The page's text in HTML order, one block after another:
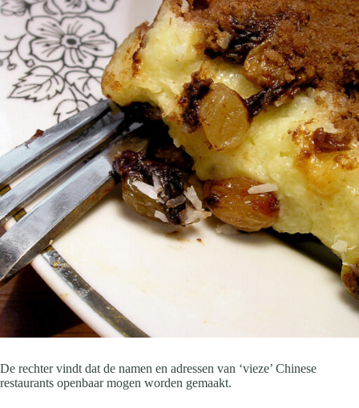
De rechter vindt dat de namen en adressen van ‘vieze’ Chinese
restaurants openbaar mogen worden gemaakt.